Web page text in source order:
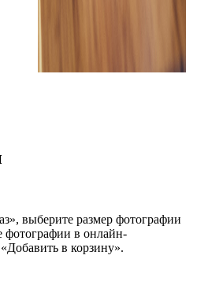
выберите размер фотографии
фотографии в онлайн-
в корзину».